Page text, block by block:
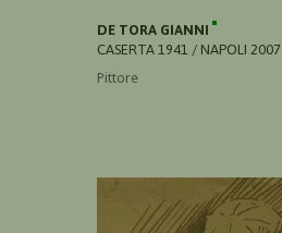
DE TORA GIANNI
CASERTA 1941 / NAPOLI 2007
Pittore